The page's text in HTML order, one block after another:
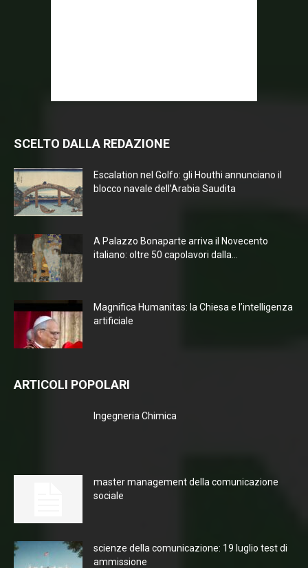
SCELTO DALLA REDAZIONE
Escalation nel Golfo: gli Houthi annunciano il
blocco navale dell’Arabia Saudita
A Palazzo Bonaparte arriva il Novecento
italiano: oltre 50 capolavori dalla...
Magnifica Humanitas: la Chiesa e l’intelligenza
artificiale
ARTICOLI POPOLARI
Ingegneria Chimica
master management della comunicazione
sociale
scienze della comunicazione: 19 luglio test di
ammissione